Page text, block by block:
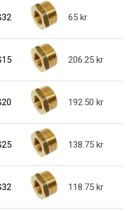
65
206.25
192.50
138.75
118.75